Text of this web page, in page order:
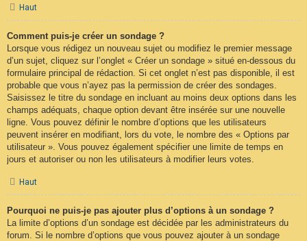
Haut
Comment puis-je créer un sondage ?
Lorsque vous rédigez un nouveau sujet ou modifiez le premier message
d’un sujet, cliquez sur l’onglet « Créer un sondage » situé en-dessous du
formulaire principal de rédaction. Si cet onglet n’est pas disponible, il est
probable que vous n’ayez pas la permission de créer des sondages.
Saisissez le titre du sondage en incluant au moins deux options dans les
champs adéquats, chaque option devant être insérée sur une nouvelle
ligne. Vous pouvez définir le nombre d’options que les utilisateurs
peuvent insérer en modifiant, lors du vote, le nombre des « Options par
utilisateur ». Vous pouvez également spécifier une limite de temps en
jours et autoriser ou non les utilisateurs à modifier leurs votes.
Haut
Pourquoi ne puis-je pas ajouter plus d’options à un sondage ?
La limite d’options d’un sondage est décidée par les administrateurs du
forum. Si le nombre d’options que vous pouvez ajouter à un sondage